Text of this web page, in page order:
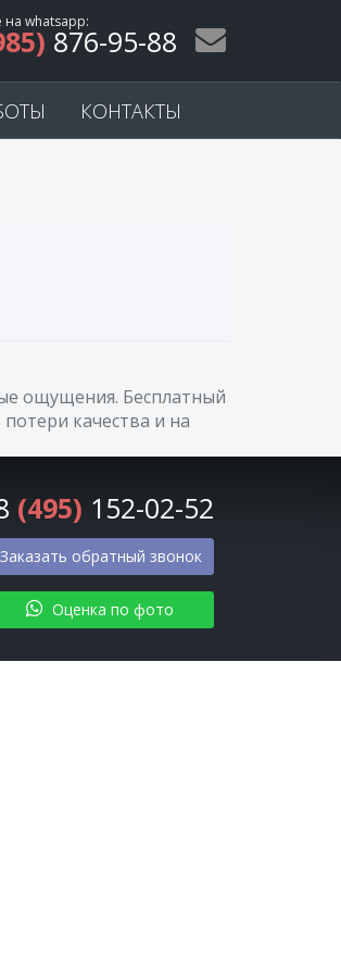
на whatsapp:
876-95-88
КОНТАКТЫ
ощущения. Бесплатный
качества и на
(495) 152-02-52
Заказать обратный звонок
Оценка по фото